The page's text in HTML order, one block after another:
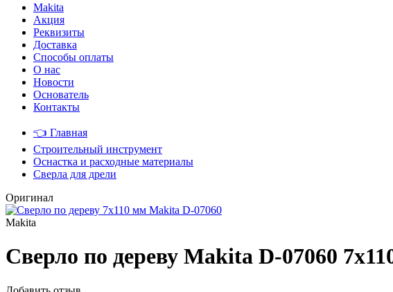
Makita
Акция
Реквизиты
Доставка
Способы оплаты
О нас
Новости
Основатель
Контакты
👈 Главная
Строительный инструмент
Оснастка и расходные материалы
Сверла для дрели
Оригинал
Makita
Сверло по дереву Makita D-07060